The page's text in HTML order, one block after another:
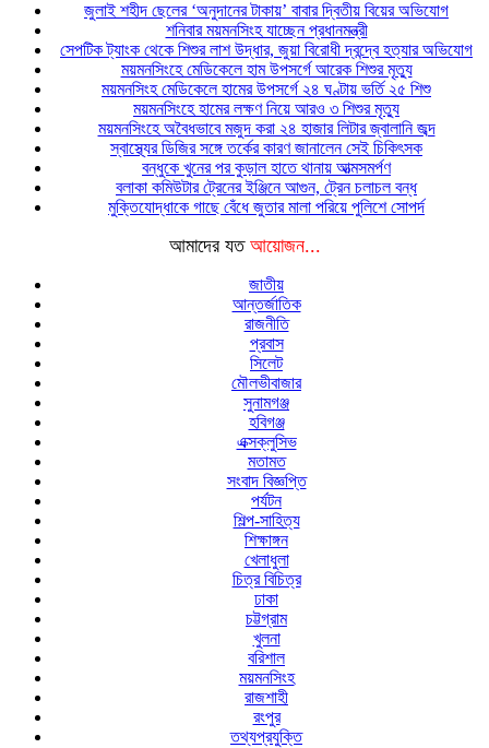
জুলাই শহীদ ছেলের ‘অনুদানের টাকায়’ বাবার দ্বিতীয় বিয়ের অভিযোগ
শনিবার ময়মনসিংহ যাচ্ছেন প্রধানমন্ত্রী
সেপটিক ট্যাংক থেকে শিশুর লাশ উদ্ধার, জুয়া বিরোধী দ্বন্দ্বে হত্যার অভিযোগ
ময়মনসিংহে মেডিকেলে হাম উপসর্গে আরেক শিশুর মৃত্যু
ময়মনসিংহ মেডিকেলে হামের উপসর্গে ২৪ ঘণ্টায় ভর্তি ২৫ শিশু
ময়মনসিংহে হামের লক্ষণ নিয়ে আরও ৩ শিশুর মৃত্যু
ময়মনসিংহে অবৈধভাবে মজুদ করা ২৪ হাজার লিটার জ্বালানি জব্দ
স্বাস্থ্যের ডিজির সঙ্গে তর্কের কারণ জানালেন সেই চিকিৎসক
বন্ধুকে খুনের পর কুড়াল হাতে থানায় আত্মসমর্পণ
বলাকা কমিউটার ট্রেনের ইঞ্জিনে আগুন, ট্রেন চলাচল বন্ধ
মুক্তিযোদ্ধাকে গাছে বেঁধে জুতার মালা পরিয়ে পুলিশে সোপর্দ
আমাদের যত আয়োজন...
জাতীয়
আন্তর্জাতিক
রাজনীতি
প্রবাস
সিলেট
মৌলভীবাজার
সুনামগঞ্জ
হবিগঞ্জ
এক্সক্লুসিভ
মতামত
সংবাদ বিজ্ঞপ্তি
পর্যটন
শিল্প-সাহিত্য
শিক্ষাঙ্গন
খেলাধুলা
চিত্র বিচিত্র
ঢাকা
চট্টগ্রাম
খুলনা
বরিশাল
ময়মনসিংহ
রাজশাহী
রংপুর
তথ্যপ্রযুক্তি